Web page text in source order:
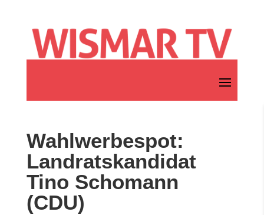
Wahlwerbespot:
Landratskandidat
Tino Schomann
(CDU)